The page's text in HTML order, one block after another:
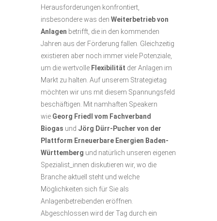
Herausforderungen konfrontiert,
insbesondere was den Weiterbetrieb von
Anlagen betrifft, die in den kommenden
Jahren aus der Förderung fallen. Gleichzeitig
existieren aber noch immer viele Potenziale,
um die wertvolle Flexibilität der Anlagen im
Markt zu halten. Auf unserem Strategietag
möchten wir uns mit diesem Spannungsfeld
beschäftigen. Mit namhaften Speakern
wie Georg Friedl vom Fachverband
Biogas und Jörg Dürr-Pucher von der
Plattform Erneuerbare Energien Baden-
Württemberg und natürlich unseren eigenen
Spezialist_innen diskutieren wir, wo die
Branche aktuell steht und welche
Möglichkeiten sich für Sie als
Anlagenbetreibenden eröffnen.
Abgeschlossen wird der Tag durch ein